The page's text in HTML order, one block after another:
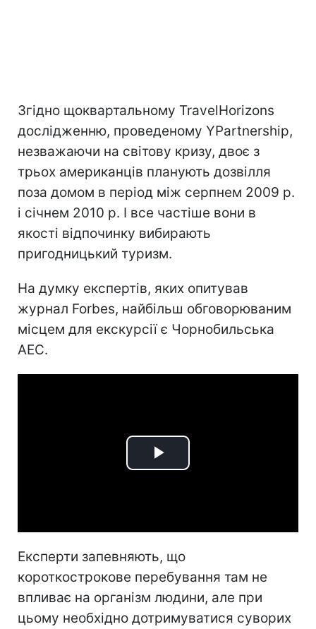
Згідно щоквартальному TravelHorizons
дослідженню, проведеному YPartnership,
незважаючи на світову кризу, двоє з
трьох американців планують дозвілля
поза домом в період між серпнем 2009 р.
і січнем 2010 р. І все частіше вони в
якості відпочинку вибирають
пригодницький туризм.
На думку експертів, яких опитував
журнал Forbes, найбільш обговорюваним
місцем для екскурсії є Чорнобильська
АЕС.
Play
Експерти запевняють, що
короткострокове перебування там не
впливає на організм людини, але при
цьому необхідно дотримуватися суворих